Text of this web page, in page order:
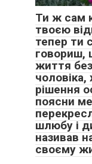
Ти ж сам
твоєю
тепер ти
говориш,
життя
рішення
поясни
шлюбу і
називав
своєму